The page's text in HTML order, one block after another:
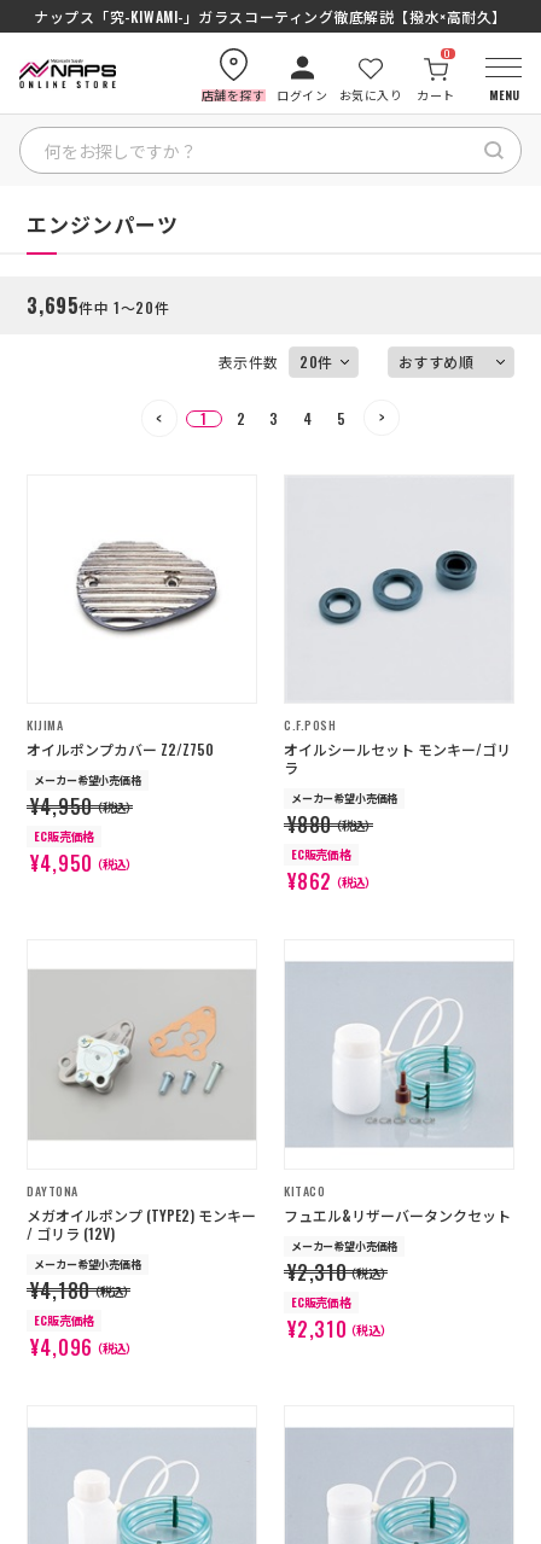
ナップス「究-KIWAMI-」ガラスコーティング徹底解説【撥水×高耐久】
店舗を探す ログイン お気に入り カート
0
MENU
HOME
方針
利用規約
商品レビュー利用規約
プライバシーポリシー
返金ポリシー
カスタマーハラスメントに対する方
針
絞り込む
HOME
エンジンパーツ
3,695件中 1～20件
表示件数
1 2 3 4 5
KIJIMA
オイルポンプカバー Z2/Z750
メーカー希望小売価格
¥4,950（税込）
EC販売価格
¥4,950（税込）
C.F.POSH
オイルシールセット モンキー/ゴリ
ラ
メーカー希望小売価格
¥880（税込）
EC販売価格
¥862（税込）
DAYTONA
メガオイルポンプ (TYPE2) モンキー
/ ゴリラ (12V)
メーカー希望小売価格
¥4,180（税込）
EC販売価格
¥4,096（税込）
KITACO
フュエル&リザーバータンクセット
メーカー希望小売価格
¥2,310（税込）
EC販売価格
¥2,310（税込）